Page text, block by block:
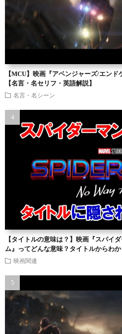
【MCU】映画『アベンジャーズ/エン
【名言・名セリフ・英語解説】
名言・名シーン
【タイトルの意味は？】映画『スパイ
ム』ってどんな意味？タイトルからわ
映画関連